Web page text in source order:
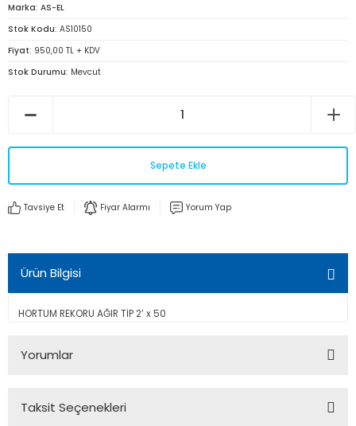
Marka AS-EL
Stok Kodu AS10150
Fiyat 950,00 TL + KDV
Stok Durumu Mevcut
Sepete Ekle
Tavsiye Et Fiyar Alarmı Yorum Yap
Ürün Bilgisi
HORTUM REKORU AĞIR TİP 2’ x 50
Yorumlar
Taksit Seçenekleri